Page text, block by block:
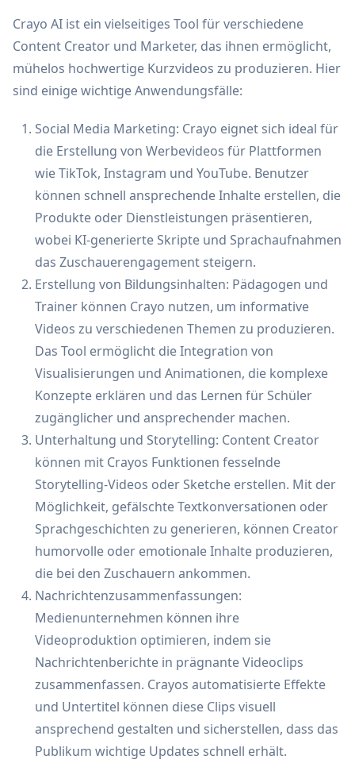
Crayo AI ist ein vielseitiges Tool für verschiedene
Content Creator und Marketer, das ihnen ermöglicht,
mühelos hochwertige Kurzvideos zu produzieren. Hier
sind einige wichtige Anwendungsfälle:
Social Media Marketing: Crayo eignet sich ideal für
die Erstellung von Werbevideos für Plattformen
wie TikTok, Instagram und YouTube. Benutzer
können schnell ansprechende Inhalte erstellen, die
Produkte oder Dienstleistungen präsentieren,
wobei KI-generierte Skripte und Sprachaufnahmen
das Zuschauerengagement steigern.
Erstellung von Bildungsinhalten: Pädagogen und
Trainer können Crayo nutzen, um informative
Videos zu verschiedenen Themen zu produzieren.
Das Tool ermöglicht die Integration von
Visualisierungen und Animationen, die komplexe
Konzepte erklären und das Lernen für Schüler
zugänglicher und ansprechender machen.
Unterhaltung und Storytelling: Content Creator
können mit Crayos Funktionen fesselnde
Storytelling-Videos oder Sketche erstellen. Mit der
Möglichkeit, gefälschte Textkonversationen oder
Sprachgeschichten zu generieren, können Creator
humorvolle oder emotionale Inhalte produzieren,
die bei den Zuschauern ankommen.
Nachrichtenzusammenfassungen:
Medienunternehmen können ihre
Videoproduktion optimieren, indem sie
Nachrichtenberichte in prägnante Videoclips
zusammenfassen. Crayos automatisierte Effekte
und Untertitel können diese Clips visuell
ansprechend gestalten und sicherstellen, dass das
Publikum wichtige Updates schnell erhält.